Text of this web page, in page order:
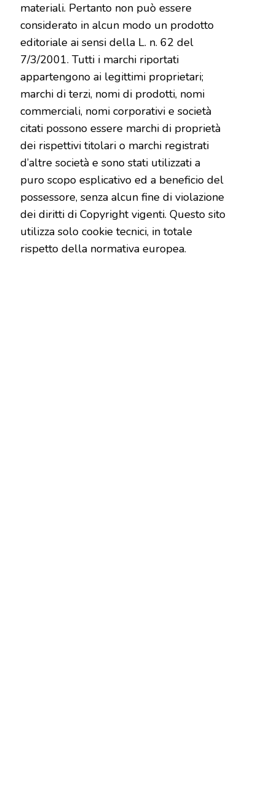
materiali. Pertanto non può essere
considerato in alcun modo un prodotto
editoriale ai sensi della L. n. 62 del
7/3/2001. Tutti i marchi riportati
appartengono ai legittimi proprietari;
marchi di terzi, nomi di prodotti, nomi
commerciali, nomi corporativi e società
citati possono essere marchi di proprietà
dei rispettivi titolari o marchi registrati
d’altre società e sono stati utilizzati a
puro scopo esplicativo ed a beneficio del
possessore, senza alcun fine di violazione
dei diritti di Copyright vigenti. Questo sito
utilizza solo cookie tecnici, in totale
rispetto della normativa europea.